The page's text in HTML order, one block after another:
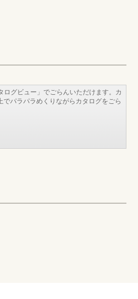
ログビュー」でごらんいただけます。カ
でパラパラめくりながらカタログをごら